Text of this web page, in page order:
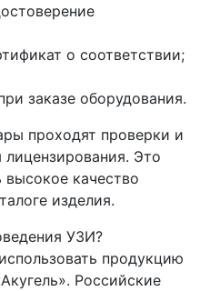
о соответствии;
заказе оборудования.
проходят проверки и
Это
высокое качество
изделия.
УЗИ?
продукцию
Российские